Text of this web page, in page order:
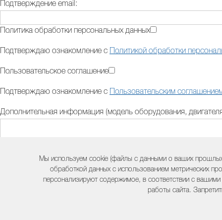
Мы используем cookie (файлы с данными о ваших
обработкой данных с использованием метрических
персонализируют содержимое, в соответствии с
работы сайта.
Подтверждение email:
Политика обработки персональных данных
Подтверждаю ознакомление с Политикой обработки
Пользовательское соглашение
Подтверждаю ознакомление с Пользовательским
Дополнительная информация (модель оборудования,
Контактный телефон:
Комментарий: